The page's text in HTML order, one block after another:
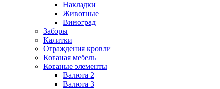
Накладки
Животные
Виноград
Заборы
Калитки
Ограждения кровли
Кованая мебель
Кованые элементы
Валюта 2
Валюта 3